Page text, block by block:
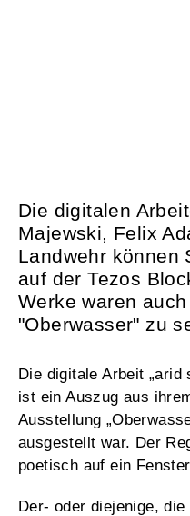
NFT
Die digitalen
Majewski, Felix
Landwehr können
auf der Tezos
Werke waren
"Oberwasser" zu
Die digitale Arbeit „arid
ist ein Auszug aus
Ausstellung
ausgestellt war. Der
poetisch auf ein
Der- oder diejenige,